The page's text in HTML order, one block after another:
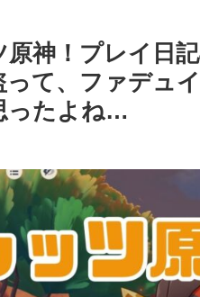
原神！プレイ日
って、ファデュ
ったよね…